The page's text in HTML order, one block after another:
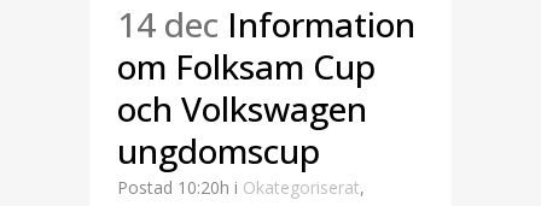
14 dec Information
om Folksam Cup
och Volkswagen
ungdomscup
Postad 10:20h i Okategoriserat,